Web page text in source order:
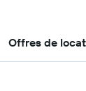
Offres de